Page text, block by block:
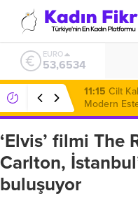
ALTIN
6.145,49
07:20
Bilinmesi
‘Elvis’ filmi The
Carlton,
buluşuyor